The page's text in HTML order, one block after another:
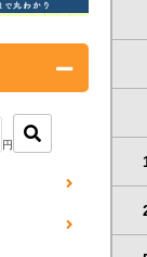
円